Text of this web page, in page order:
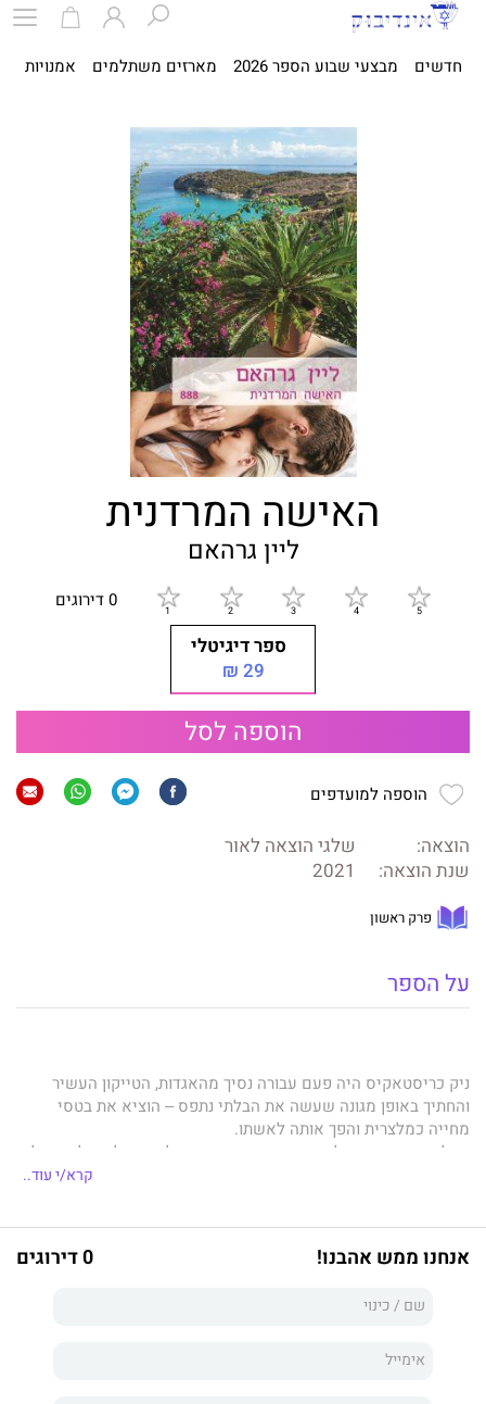
חדשים מבצעי שבוע הספר 2026 מארזים משתלמים אמנויות
האישה המרדנית
ליין גרהאם
0 דירוגים
ספר דיגיטלי
29 ₪
הוספה לסל
הוספה למועדפים
הוצאה:
שלגי הוצאה לאור
שנת הוצאה:
2021
פרק ראשון
על הספר
ניק כריסטאקיס היה פעם עבורה נסיך מהאגדות, הטייקון העשיר
והחתיך באופן מגונה שעשה את הבלתי נתפס‒ הוציא את בטסי
מחייה כמלצרית והפך אותה לאשתו.
אבל חיי הנישואים לא היו הפנטזיה שקיוותה לה, והגילוי שלא תוכל
להרות לניק עקב שקר שמעיב על כל נישואיהם גורם לה לבקש
בעלה... אותו ניצוץ בעיני האיש שבו התאהבה לראשונה.
מפגש אסור וחד פעמי ביניהם מעורר מחדש יצרים ותשוקה עזה, אך
קרא/י עוד..
אנחנו ממש אהבנו! 0 דירוגים